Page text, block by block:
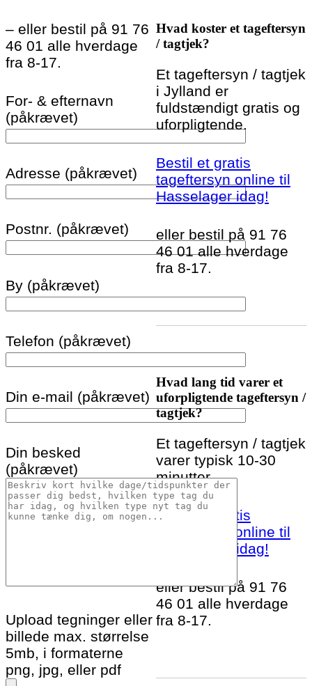
– eller bestil på 91 76
46 01 alle hverdage
fra 8-17.
For- & efternavn
(påkrævet)
Adresse (påkrævet)
Postnr. (påkrævet)
By (påkrævet)
Telefon (påkrævet)
Din e-mail (påkrævet)
Din besked
(påkrævet)
Upload tegninger eller
billede max. størrelse
5mb, i formaterne
png, jpg, eller pdf
Hvad koster et tageftersyn
/ tagtjek?
Et tageftersyn / tagtjek
i Jylland er
fuldstændigt gratis og
uforpligtende.
Bestil et gratis
tageftersyn online til
Hasselager idag!
eller bestil på 91 76
46 01 alle hverdage
fra 8-17.
Hvad lang tid varer et
uforpligtende tageftersyn /
tagtjek?
Et tageftersyn / tagtjek
varer typisk 10-30
minutter.
Bestil et gratis
tageftersyn online til
Hasselager idag!
eller bestil på 91 76
46 01 alle hverdage
fra 8-17.